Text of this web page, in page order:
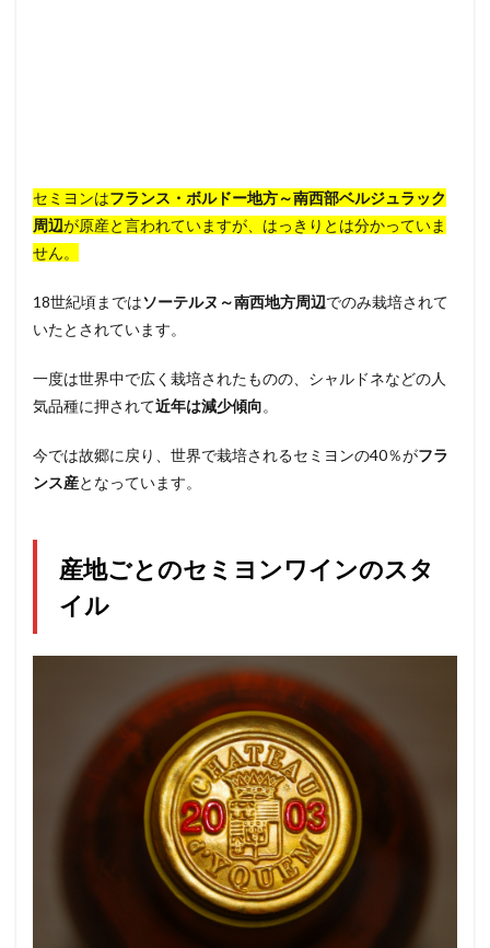
セミヨンはフランス・ボルドー地方～南西部ベルジュラック
周辺が原産と言われていますが、はっきりとは分かっていま
せん。
18世紀頃まではソーテルヌ～南西地方周辺でのみ栽培されて
いたとされています。
一度は世界中で広く栽培されたものの、シャルドネなどの人
気品種に押されて近年は減少傾向。
今では故郷に戻り、世界で栽培されるセミヨンの40％がフラ
ンス産となっています。
産地ごとのセミヨンワインのスタ
イル